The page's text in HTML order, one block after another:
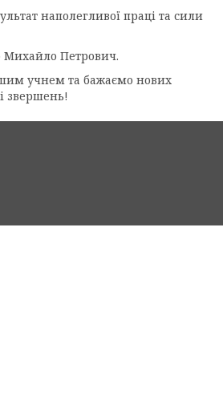
наполегливої праці та сили
Петрович.
учнем та бажаємо нових
звершень!